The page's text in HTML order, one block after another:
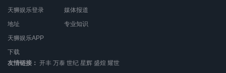
天狮娱乐登录
地址
天狮娱乐APP
下载
媒体报道
专业知识
友情链接： 开丰 万泰 世纪 星辉 盛煌 耀世